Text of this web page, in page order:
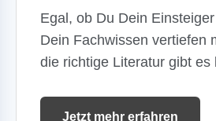
Egal, ob Du Dein
Dein Fachwissen vertiefen
die richtige Literatur gibt es
Jetzt mehr erfahren